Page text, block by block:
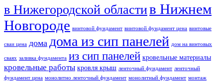
в Нижегородской областив Нижнем
Новгороде винтовой фундамент винтовой фундамент цена винтовые
сваи цена дома дома из сип панелей дом на винтовых
сваях заливка фундамента из сип панелей кровельные материалы
кровельные работы кровля крыш ленточный фундамент ленточный
фундамент цена монолитно ленточный фундамент монолитный фундамент монтаж